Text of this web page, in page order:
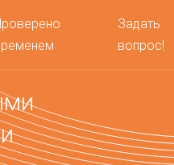
Задать
вопрос!